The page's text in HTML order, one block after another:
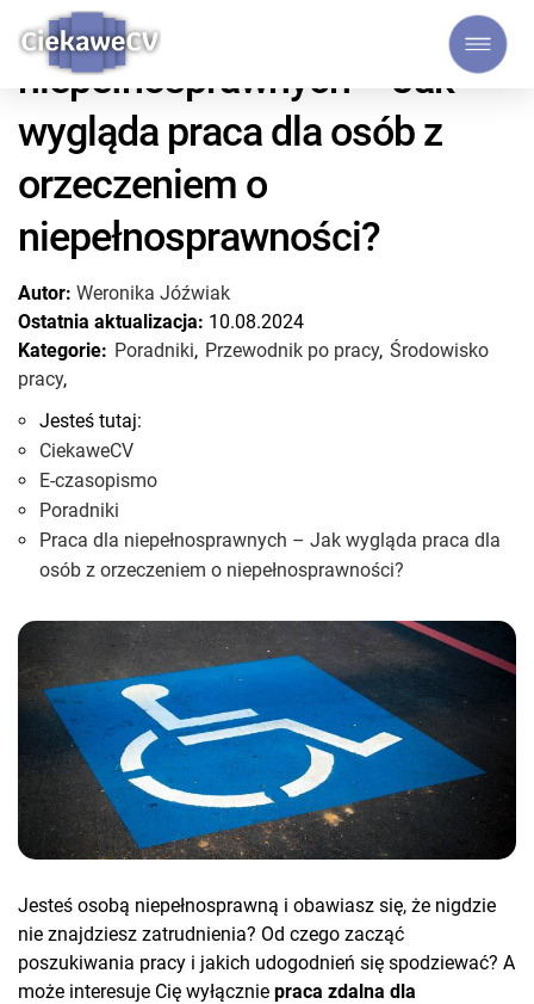
Praca dla
niepełnosprawnych – Jak
wygląda praca dla osób z
orzeczeniem o
niepełnosprawności?
Autor: Weronika Jóźwiak
Ostatnia aktualizacja: 10.08.2024
Kategorie: Poradniki, Przewodnik po pracy, Środowisko
pracy,
Jesteś tutaj:
CiekaweCV
E-czasopismo
Poradniki
Praca dla niepełnosprawnych – Jak wygląda praca dla
osób z orzeczeniem o niepełnosprawności?
Jesteś osobą niepełnosprawną i obawiasz się, że nigdzie
nie znajdziesz zatrudnienia? Od czego zacząć
poszukiwania pracy i jakich udogodnień się spodziewać? A
może interesuje Cię wyłącznie praca zdalna dla